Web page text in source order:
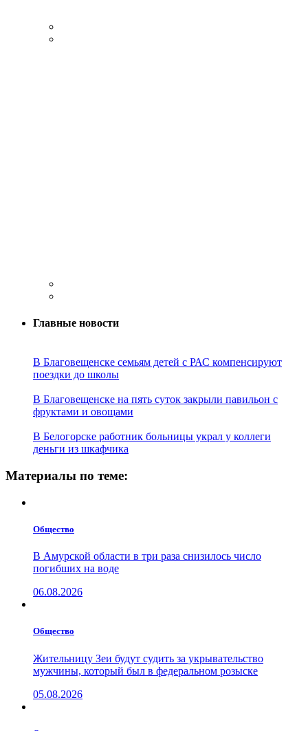
Главные новости
В Благовещенске семьям детей с РАС компенсируют
поездки до школы
В Благовещенске на пять суток закрыли павильон с
фруктами и овощами
В Белогорске работник больницы украл у коллеги
деньги из шкафчика
Материалы по теме:
Общество
В Амурской области в три раза снизилось число
погибших на воде
06.08.2026
Общество
Жительницу Зеи будут судить за укрывательство
мужчины, который был в федеральном розыске
05.08.2026